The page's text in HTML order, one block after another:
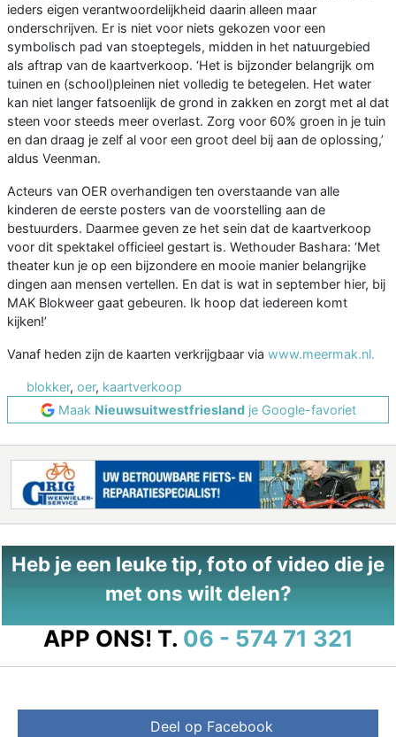
ieders eigen verantwoordelijkheid daarin alleen maar
onderschrijven. Er is niet voor niets gekozen voor een
symbolisch pad van stoeptegels, midden in het natuurgebied
als aftrap van de kaartverkoop. ‘Het is bijzonder belangrijk om
tuinen en (school)pleinen niet volledig te betegelen. Het water
kan niet langer fatsoenlijk de grond in zakken en zorgt met al dat
steen voor steeds meer overlast. Zorg voor 60% groen in je tuin
en dan draag je zelf al voor een groot deel bij aan de oplossing,’
aldus Veenman.
Acteurs van OER overhandigen ten overstaande van alle
kinderen de eerste posters van de voorstelling aan de
bestuurders. Daarmee geven ze het sein dat de kaartverkoop
voor dit spektakel officieel gestart is. Wethouder Bashara: ‘Met
theater kun je op een bijzondere en mooie manier belangrijke
dingen aan mensen vertellen. En dat is wat in september hier, bij
MAK Blokweer gaat gebeuren. Ik hoop dat iedereen komt
kijken!’
Vanaf heden zijn de kaarten verkrijgbaar via www.meermak.nl.
blokker, oer, kaartverkoop
Maak Nieuwsuitwestfrieslandje Google-favoriet
Heb je een leuke tip, foto of video die je
met ons wilt delen?
APP ONS! T. 06 - 574 71 321
Deel op Facebook